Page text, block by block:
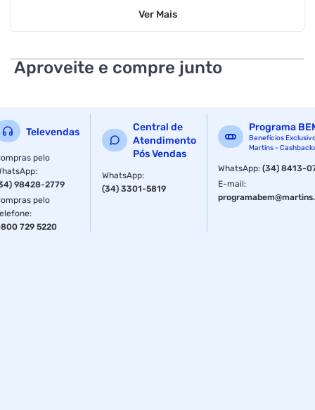
Ver Mais
Aproveite e compre junto
Televendas
pelo
:
98428-2779
pelo
:
729 5220
Central de
Atendimento
Pós Vendas
WhatsApp:
(34) 3301-5819
Programa
Benefícios
Martins -
WhatsApp:(34) 8413-
E-mail: